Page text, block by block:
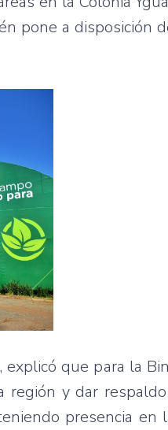
pone a disposición
explicó que para la
y dar
presencia